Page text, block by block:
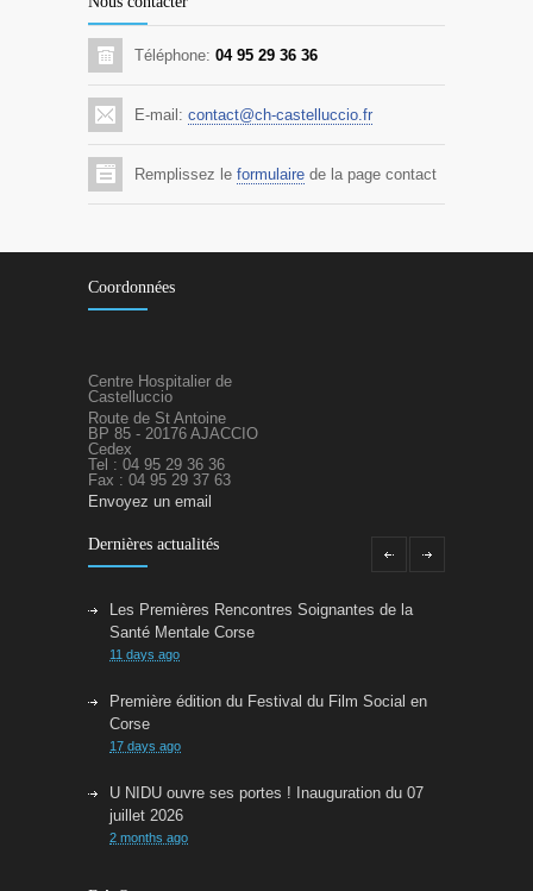
Téléphone: 04 95 29 36 36
E-mail: contact@ch-castelluccio.fr
Remplissez le formulaire de la page contact
Coordonnées
Centre Hospitalier de
Castelluccio
Route de St Antoine
BP 85 - 20176 AJACCIO
Cedex
Tel : 04 95 29 36 36
Fax : 04 95 29 37 63
Envoyez un email
Dernières actualités
Les Premières Rencontres Soignantes de la
Santé Mentale Corse
11 days ago
Première édition du Festival du Film Social en
Corse
17 days ago
U NIDU ouvre ses portes ! Inauguration du 07
juillet 2026
2 months ago